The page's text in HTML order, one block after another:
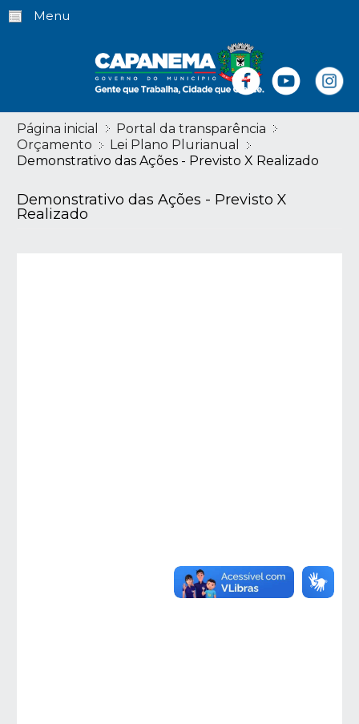
Menu
Página inicial
Portal da transparência
Orçamento
Lei Plano Plurianual
Demonstrativo das Ações - Previsto X Realizado
Demonstrativo das Ações - Previsto X
Realizado